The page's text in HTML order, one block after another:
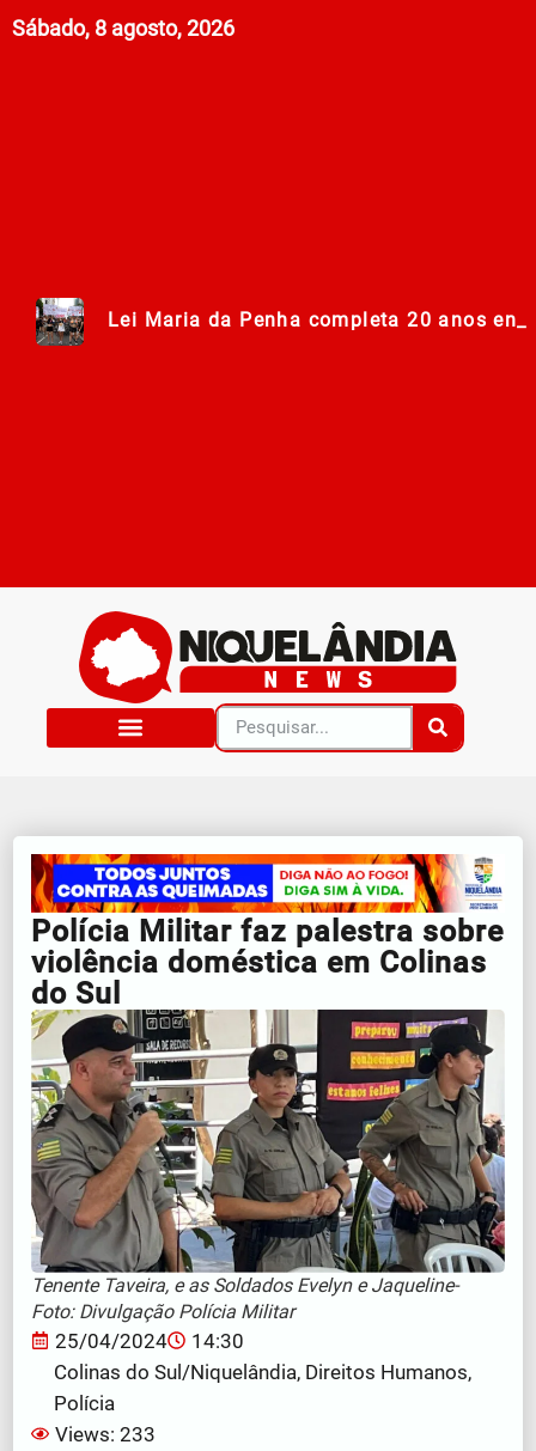
Sábado, 8 agosto, 2026
Lei Maria da Penha completa 20 anos
278ª Romaria do Muquém começa com
Centro Municipal de Apoio aos Romeiros
Polícia Militar de Goiás comemora 168
Polícia Militar faz palestra sobre
violência doméstica em Colinas
do Sul
Tenente Taveira, e as Soldados Evelyn e Jaqueline-
Foto: Divulgação Polícia Militar
25/04/2024
14:30
Colinas do Sul/Niquelândia, Direitos Humanos,
Polícia
Views: 233